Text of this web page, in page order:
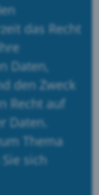
das Recht
Daten,
den Zweck
Recht auf
Daten.
Thema
sich